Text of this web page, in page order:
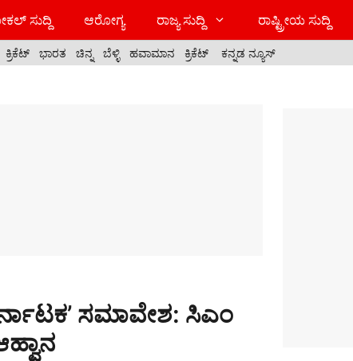
ಸುದ್ದಿ ಆರೋಗ್ಯ ರಾಜ್ಯ ಸುದ್ದಿ ರಾಷ್ಟ್ರೀಯ ಸುದ್ದಿ
ಕ್ರಿಕೆಟ್ ಭಾರತ ಚಿನ್ನ ಬೆಳ್ಳಿ ಹವಾಮಾನ ಕ್ರಿಕೆಟ್ ಕನ್ನಡ ನ್ಯೂಸ್
ಸಮಾವೇಶ: ಸಿಎಂ